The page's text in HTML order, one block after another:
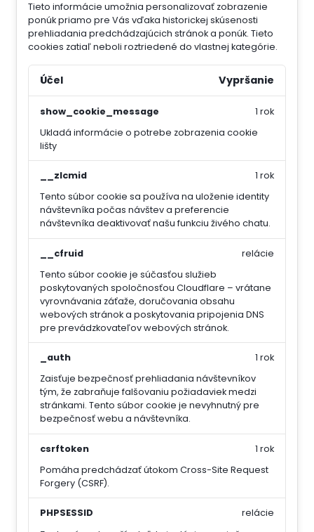
Tieto informácie umožnia personalizovať zobrazenie
ponúk priamo pre Vás vďaka historickej skúsenosti
prehliadania predchádzajúcich stránok a ponúk. Tieto
cookies zatiaľ neboli roztriedené do vlastnej kategórie.
Účel Vypršanie
show_cookie_message
Ukladá informácie o potrebe zobrazenia cookie
lišty
1 rok
__zlcmid
Tento súbor cookie sa používa na uloženie identity
návštevníka počas návštev a preferencie
návštevníka deaktivovať našu funkciu živého chatu.
1 rok
__cfruid
Tento súbor cookie je súčasťou služieb
poskytovaných spoločnosťou Cloudflare – vrátane
vyrovnávania záťaže, doručovania obsahu
webových stránok a poskytovania pripojenia DNS
pre prevádzkovateľov webových stránok.
relácie
_auth
Zaisťuje bezpečnosť prehliadania návštevníkov
tým, že zabraňuje falšovaniu požiadaviek medzi
stránkami. Tento súbor cookie je nevyhnutný pre
bezpečnosť webu a návštevníka.
1 rok
csrftoken
Pomáha predchádzať útokom Cross-Site Request
Forgery (CSRF).
1 rok
PHPSESSID
relácie